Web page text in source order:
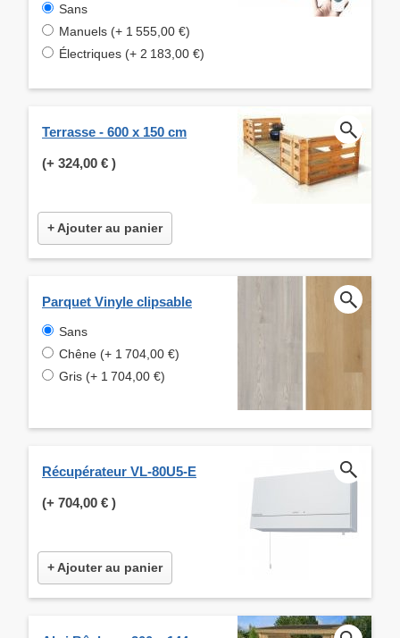
Sans
Manuels (+ 1 555,00 €)
Électriques (+ 2 183,00 €)
Terrasse - 600 x 150 cm
(+ 324,00 € )
+ Ajouter au panier
Parquet Vinyle clipsable
Sans
Chêne (+ 1 704,00 €)
Gris (+ 1 704,00 €)
Récupérateur VL-80U5-E
(+ 704,00 € )
+ Ajouter au panier